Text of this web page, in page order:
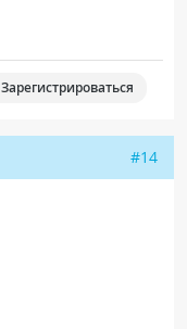
Зарегистрироваться
#14